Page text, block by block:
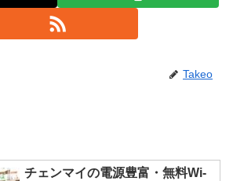
Takeo
チェンマイの電源豊富・無料Wi-